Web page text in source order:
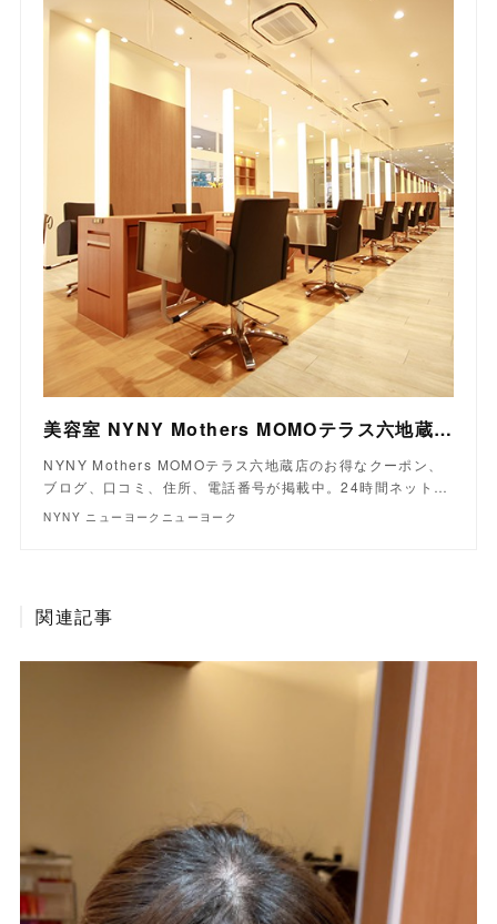
美容室 NYNY Mothers MOMOテラス六地蔵店｜ヘアサロン・美容院｜ニューヨークニューヨーク
NYNY Mothers MOMOテラス六地蔵店のお得なクーポン、
ブログ、口コミ、住所、電話番号が掲載中。24時間ネット…
NYNY ニューヨークニューヨーク
関連記事